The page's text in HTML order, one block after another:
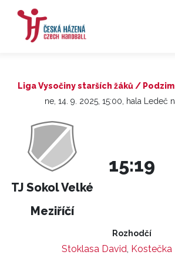
Liga Vysočiny starších žáků /
ne, 14. 9. 2025, 15:00, hala Ledeč
TJ Sokol Velké
Meziříčí
15:19
Rozhodčí
Stoklasa David, Kostečka